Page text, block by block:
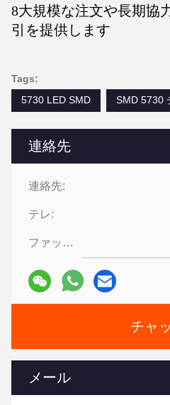
連絡先
連絡先:
テレ:
ファックス:
チャ
メール
8大規模な注文や長期協
引を提供します
Tags:
5730 LED SMD
SMD 5730